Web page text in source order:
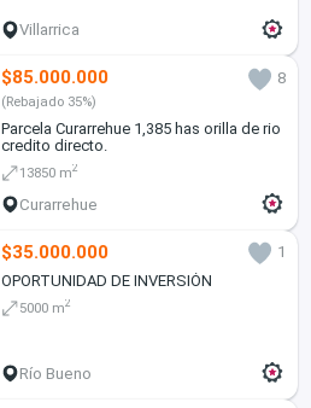
Villarrica
$85.000.000 8
(Rebajado 35%)
Parcela Curarrehue 1,385 has orilla de rio
credito directo.
13850 m2
Curarrehue
$35.000.000
1
OPORTUNIDAD DE INVERSIÓN
5000 m2
Río Bueno